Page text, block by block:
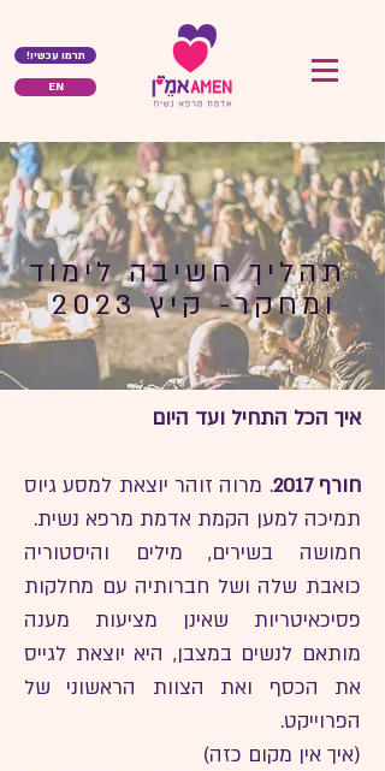
!תרמו עכשיו
EN
תהליך חשיבה לימוד
ומחקר- קיץ 2023
איך הכל התחיל ועד היום
חורף 2017
. מרוה זוהר יוצאת למסע גיוס
תמיכה למען הקמת אדמת מרפא נשית.
חמושה בשירים, מילים והיסטוריה
כואבת שלה ושל חברותיה עם מחלקות
פסיכאיטריות שאינן מציעות מענה
מותאם לנשים במצבן, היא יוצאת לגייס
את הכסף ואת הצוות הראשוני של
הפרוייקט.
(איך אין מקום כזה)